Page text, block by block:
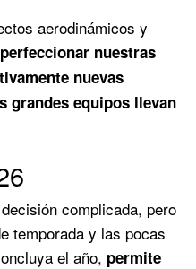
aerodinámicos y
perfeccionar nuestras
nuevas
grandes equipos llevan
complicada, pero
temporada y las pocas
el año, permite